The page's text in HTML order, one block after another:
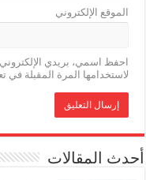
الموقع الإلكتروني
احفظ اسمي، بريدي
لاستخدامها المرة المقبلة في
أحدث المقالات